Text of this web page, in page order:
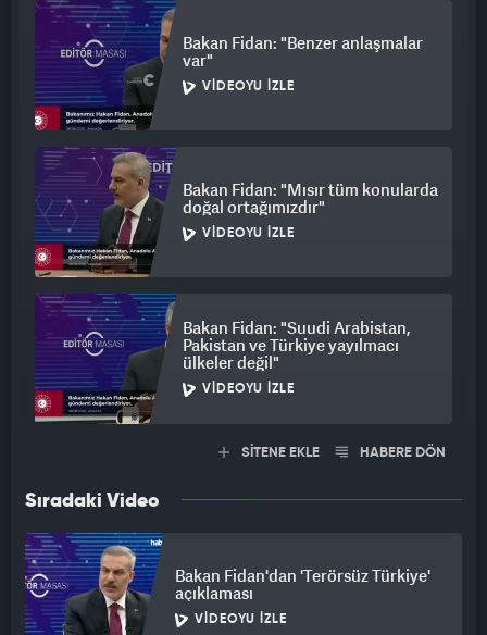
Bakan Fidan: "Benzer anlaşmalar
var"
VIDEOYU İZLE
Bakan Fidan: "Mısır tüm konularda
doğal ortağımızdır"
VIDEOYU İZLE
Bakan Fidan: "Suudi Arabistan,
Pakistan ve Türkiye yayılmacı
ülkeler değil"
VIDEOYU İZLE
SİTENE EKLE HABERE DÖN
Sıradaki Video
Bakan Fidan'dan 'Terörsüz Türkiye'
açıklaması
VIDEOYU İZLE